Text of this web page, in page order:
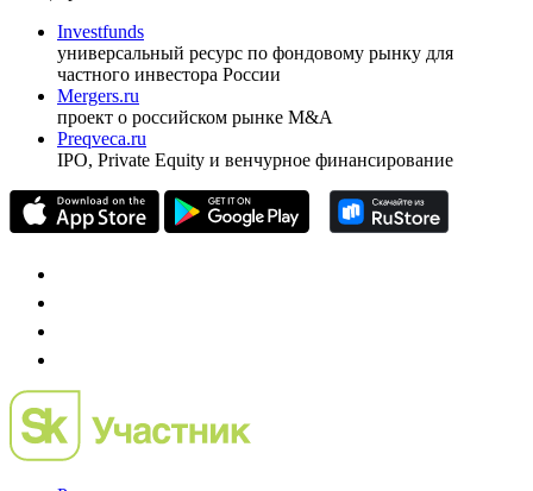
Investfunds
универсальный ресурс по фондовому рынку для
частного инвестора России
Mergers.ru
проект о российском рынке M&A
Preqveca.ru
IPO, Private Equity и венчурное финансирование